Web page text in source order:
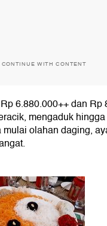
CONTINUE WITH CONTENT
6.880.000++ dan Rp
mengaduk
olahan daging,